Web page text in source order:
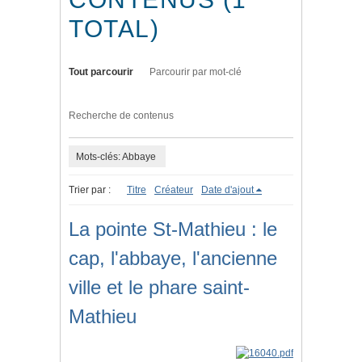
TOTAL)
Tout parcourir Parcourir par mot-clé
Recherche de contenus
Mots-clés: Abbaye
Trier par : Titre Créateur Date d'ajout
La pointe St-Mathieu : le
cap, l'abbaye, l'ancienne
ville et le phare saint-
Mathieu